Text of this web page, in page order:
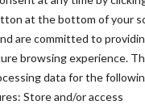
at the bottom of your
are committed to
browsing experience.
data for the
Store and/or access
tegelijkertijd wilt
een strategie
een